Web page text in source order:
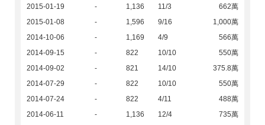
2015-01-19
- 1,136 11/3
662萬
2015-01-08
- 1,596 9/16
1,000萬
2014-10-06
- 1,169 4/9
566萬
2014-09-15
- 822 10/10
550萬
2014-09-02
- 821 14/10
375.8萬
2014-07-29
- 822 10/10
550萬
2014-07-24
- 822 4/11
488萬
2014-06-11
- 1,136 12/4
735萬